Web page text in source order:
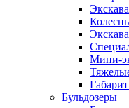
Мини-
Бульдозеры